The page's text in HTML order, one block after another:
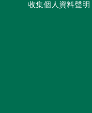
收集個人資料聲明